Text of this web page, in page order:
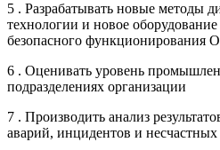
5 . Разрабатывать новые методы
технологии и новое
безопасного функционирования
6 . Оценивать уровень
подразделениях организации
7 . Производить анализ
аварий, инцидентов и несчастных